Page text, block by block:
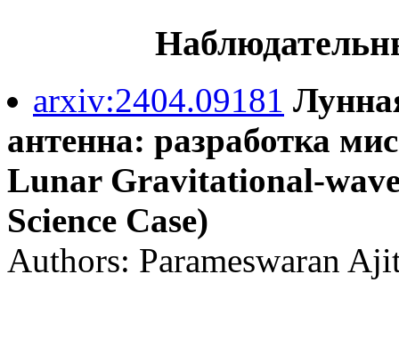
arxiv:2404.09181
антенна: разработка
Lunar Gravitational-
Science Case)
Authors: Parameswaran